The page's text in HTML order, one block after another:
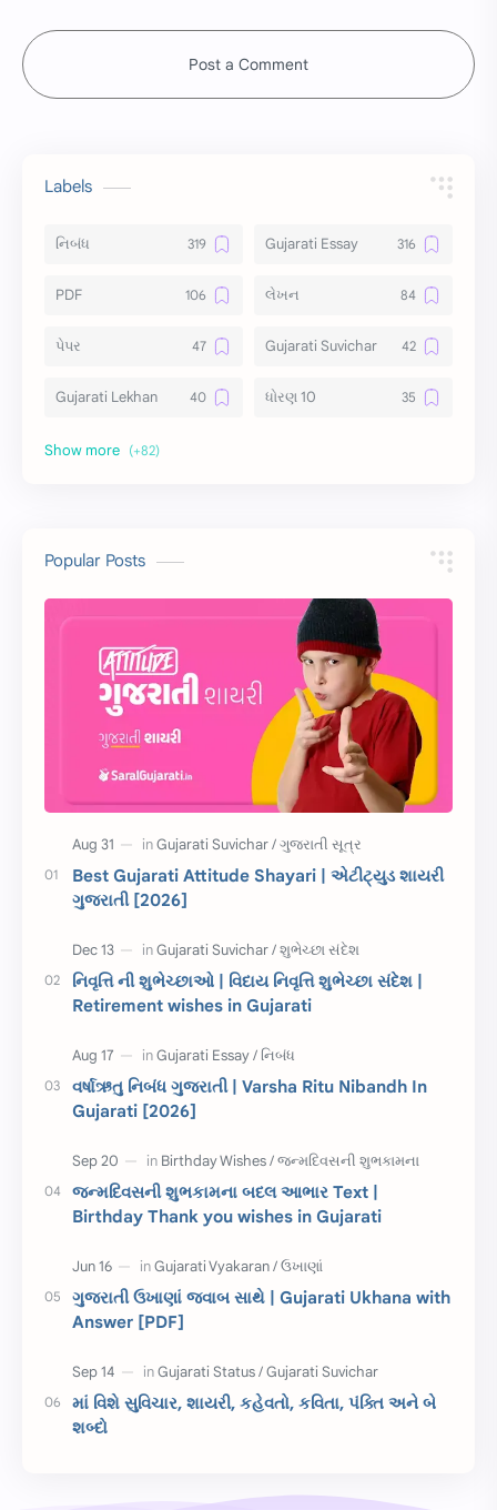
Post a Comment
Labels
નિબંધ Gujarati Essay
PDF લેખન
પેપર Gujarati Suvichar
Gujarati Lekhan ધોરણ 10
અર્થ વિસ્તાર
10 વાક્યો
સુવિચાર Gujarati Vyakaran
આરતી
અહેવાલ લેખન શુભેચ્છા સંદેશ
Information ગુજરાતી શબ્દો
ધોરણ 5 માહિતી
ગુજરાતી સૂત્ર
ચાલીસા
દિવાળી સમાનાર્થી શબ્દો
સ્પીચ ગુજરાતી Textbook PDF
રક્ષાબંધન 26 જાન્યુઆરી
જાણવા જેવું
શિક્ષક દિવસ ઉત્તરાયણ
કહેવતો Birthday Wishes
Gujarati Slogans Gujarati Speech
ગુજરાતી વ્યાકરણ
જ્ઞાન સાધના પરીક્ષા Lekhan
Merit List
Popular Posts
Best Gujarati Attitude Shayari | એટીટ્યુડ શાયરી
ગુજરાતી [2026]
નિવૃત્તિ ની શુભેચ્છાઓ | વિદાય નિવૃત્તિ શુભેચ્છા સંદેશ |
Retirement wishes in Gujarati
વર્ષાઋતુ નિબંધ ગુજરાતી | Varsha Ritu Nibandh In
Gujarati [2026]
જન્મદિવસની શુભકામના બદલ આભાર Text |
Birthday Thank you wishes in Gujarati
ગુજરાતી ઉખાણાં જવાબ સાથે | Gujarati Ukhana with
Answer [PDF]
માં વિશે સુવિચાર, શાયરી, કહેવતો, કવિતા, પંક્તિ અને બે
શબ્દો